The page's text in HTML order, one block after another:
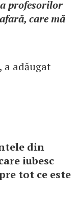
profesorilor
care mă
a adăugat
din
iubesc
tot ce este